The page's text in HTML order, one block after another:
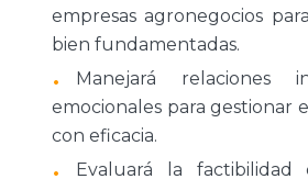
empresas agronegocios
bien fundamentadas.
Manejará relaciones
emocionales para gestionar
con eficacia.
Evaluará la